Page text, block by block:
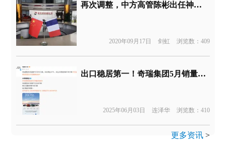
再次调整，中方高管陈彬出任神龙汽车有限公司总经理
2020年09月17日 剑虹 浏览数：409
出口稳居第一！奇瑞集团5月销量发布
2025年06月03日 连泽华 浏览数：410
更多资讯>